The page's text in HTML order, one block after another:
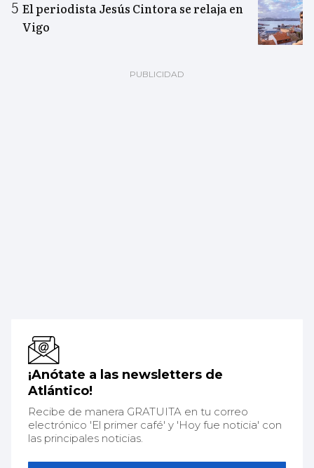
El periodista Jesús Cintora se relaja en
Vigo
¡Anótate a las newsletters de
Atlántico!
Recibe de manera GRATUITA en tu correo
electrónico 'El primer café' y 'Hoy fue noticia' con
las principales noticias.